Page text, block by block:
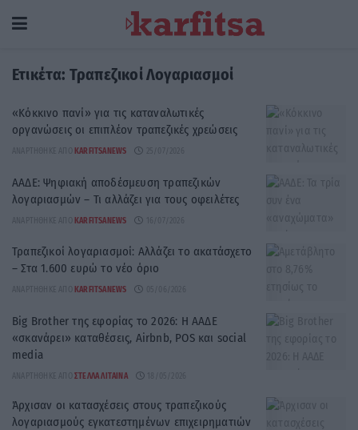
Ετικέτα: Τραπεζικοί Λογαριασμοί
«Κόκκινο πανί» για τις καταναλωτικές
οργανώσεις οι επιπλέον τραπεζικές χρεώσεις
ΑΝΑΡΤΉΘΗΚΕ ΑΠΌ KARFITSANEWS
ΑΑΔΕ: Ψηφιακή αποδέσμευση τραπεζικών
λογαριασμών – Τι αλλάζει για τους οφειλέτες
ΑΝΑΡΤΉΘΗΚΕ ΑΠΌ KARFITSANEWS
Τραπεζικοί λογαριασμοί: Αλλάζει το ακατάσχετο
– Στα 1.600 ευρώ το νέο όριο
ΑΝΑΡΤΉΘΗΚΕ ΑΠΌ KARFITSANEWS
Big Brother της εφορίας το 2026: Η ΑΑΔΕ
«σκανάρει» καταθέσεις, Airbnb, POS και social
media
ΑΝΑΡΤΉΘΗΚΕ ΑΠΌ ΣΤΈΛΛΑ ΛΊΤΑΙΝΑ
Άρχισαν οι κατασχέσεις στους τραπεζικούς
λογαριασμούς εγκατεστημένων επιχειρηματιών